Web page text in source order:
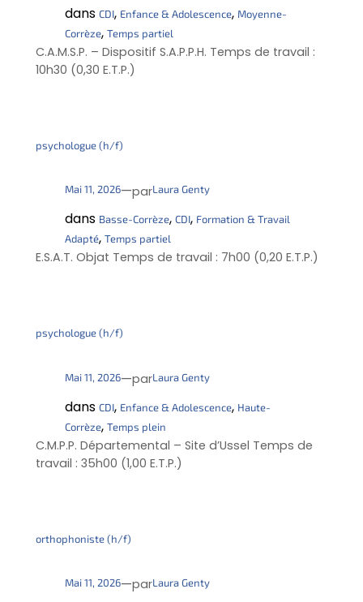
dans CDI, Enfance & Adolescence, Moyenne-
Corrèze, Temps partiel
C.A.M.S.P. – Dispositif S.A.P.P.H. Temps de travail :
10h30 (0,30 E.T.P.)
psychologue (h/f)
Mai 11, 2026—parLaura Genty
dans Basse-Corrèze, CDI, Formation & Travail
Adapté, Temps partiel
E.S.A.T. Objat Temps de travail : 7h00 (0,20 E.T.P.)
psychologue (h/f)
Mai 11, 2026—parLaura Genty
dans CDI, Enfance & Adolescence, Haute-
Corrèze, Temps plein
C.M.P.P. Départemental – Site d’Ussel Temps de
travail : 35h00 (1,00 E.T.P.)
orthophoniste (h/f)
Mai 11, 2026—parLaura Genty